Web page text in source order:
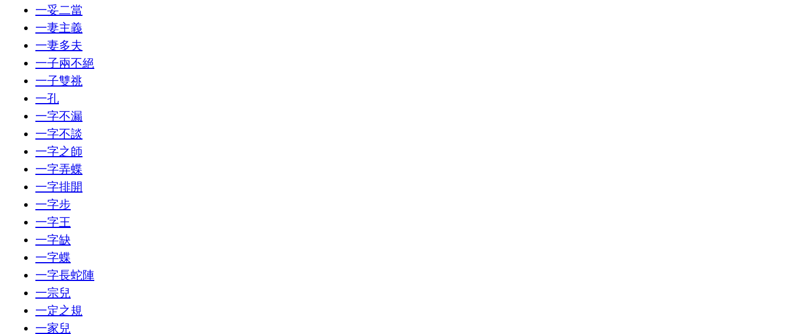
一妥二當
一妻主義
一妻多夫
一子兩不絕
一子雙祧
一孔
一字不漏
一字不談
一字之師
一字弄蝶
一字排開
一字步
一字王
一字缺
一字蝶
一字長蛇陣
一宗兒
一定之規
一家兒